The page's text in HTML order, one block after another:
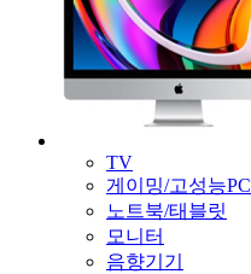
TV
게이밍/고성능PC
노트북/태블릿
모니터
음향기기